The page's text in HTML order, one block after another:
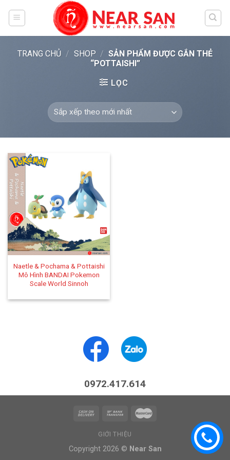
TRANG CHỦ / SHOP / SẢN PHẨM ĐƯỢC GẮN THẺ
“POTTAISHI”
LỌC
Naetle & Pochama & Pottaishi
Mô Hình BANDAI Pokemon
Scale World Sinnoh
0972.417.614
GIỚI THIỆU
Copyright 2026 © Near San